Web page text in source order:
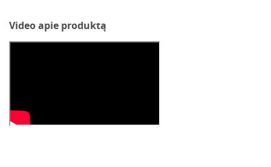
Video apie produktą